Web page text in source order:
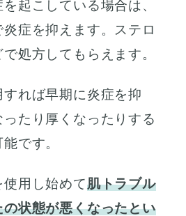
起こしている場合は、
炎症を抑えます。ステロ
処方してもらえます。
れば早期に炎症を抑
たり厚くなったりする
です。
使用し始めて肌トラブル
状態が悪くなったとい